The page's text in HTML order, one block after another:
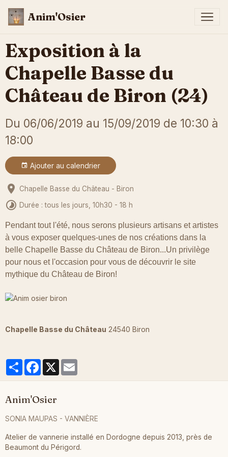
Anim'Osier
Exposition à la
Chapelle Basse du
Château de Biron (24)
Du 06/06/2019 au 15/09/2019 de 10:30 à
18:00
Ajouter au calendrier
Chapelle Basse du Château - Biron
Durée : tous les jours, 10h30 - 18 h
Pendant tout l'été, nous serons plusieurs artisans et artistes
à vous exposer quelques-unes de nos créations dans la
belle Chapelle Basse du Château de Biron...Un privilège
pour nous et l'occasion pour vous de découvrir le site
mythique du Château de Biron!
Chapelle Basse du Château 24540 Biron
PartagerFacebook
X
Anim'Osier
SONIA MAUPAS - VANNIÈRE
Atelier de vannerie installé en Dordogne depuis 2013, près de
Beaumont du Périgord.